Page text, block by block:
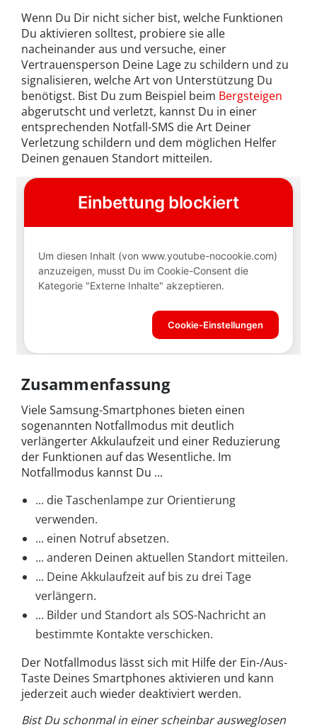
Wenn Du Dir nicht sicher bist, welche Funktionen
Du aktivieren solltest, probiere sie alle
nacheinander aus und versuche, einer
Vertrauensperson Deine Lage zu schildern und zu
signalisieren, welche Art von Unterstützung Du
benötigst. Bist Du zum Beispiel beim Bergsteigen
abgerutscht und verletzt, kannst Du in einer
entsprechenden Notfall-SMS die Art Deiner
Verletzung schildern und dem möglichen Helfer
Deinen genauen Standort mitteilen.
Zusammenfassung
Viele Samsung-Smartphones bieten einen
sogenannten Notfallmodus mit deutlich
verlängerter Akkulaufzeit und einer Reduzierung
der Funktionen auf das Wesentliche. Im
Notfallmodus kannst Du ...
... die Taschenlampe zur Orientierung
verwenden.
... einen Notruf absetzen.
... anderen Deinen aktuellen Standort mitteilen.
... Deine Akkulaufzeit auf bis zu drei Tage
verlängern.
... Bilder und Standort als SOS-Nachricht an
bestimmte Kontakte verschicken.
Der Notfallmodus lässt sich mit Hilfe der Ein-/Aus-
Taste Deines Smartphones aktivieren und kann
jederzeit auch wieder deaktiviert werden.
Bist Du schonmal in einer scheinbar ausweglosen